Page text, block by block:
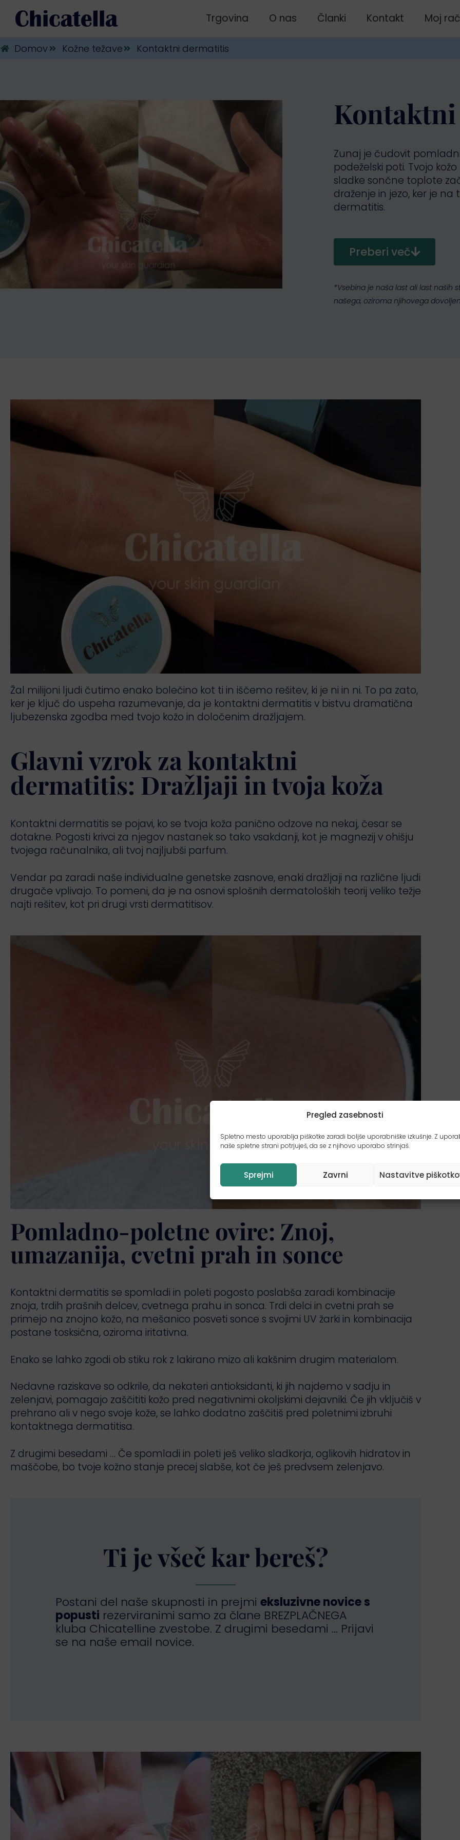
Pregled zasebnosti
Spletno mesto uporablja piškotke zaradi boljše uporabniške izkušnje. Z
naše spletne strani potrjuješ, da se z njihovo uporabo strinjaš.
Sprejmi Zavrni Nastavitve
Trgovina O nas Članki Kontakt Moj
Domov Kožne težave Kontaktni dermatitis
Zunaj je čudovit
podeželski poti. Tvojo
sladke sončne toplote
draženje in jezo, ker je
dermatitis.
Preberi več
*Vsebina je naša last ali last naših
našega, oziroma njihovega
Žal milijoni ljudi čutimo enako bolečino kot ti in iščemo rešitev, ki je ni in ni. To pa zato,
ker je ključ do uspeha razumevanje, da je kontaktni dermatitis v bistvu dramatična
ljubezenska zgodba med tvojo kožo in določenim dražljajem.
Glavni vzrok za kontaktni
dermatitis: Dražljaji in tvoja koža
Kontaktni dermatitis se pojavi, ko se tvoja koža panično odzove na nekaj, česar se
dotakne. Pogosti krivci za njegov nastanek so tako vsakdanji, kot je magnezij v ohišju
tvojega računalnika, ali tvoj najljubši parfum.
Vendar pa zaradi naše individualne genetske zasnove, enaki dražljaji na različne ljudi
drugače vplivajo. To pomeni, da je na osnovi splošnih dermatoloških teorij veliko težje
najti rešitev, kot pri drugi vrsti dermatitisov.
Pomladno-poletne ovire: Znoj,
umazanija, cvetni prah in sonce
Kontaktni dermatitis se spomladi in poleti pogosto poslabša zaradi kombinacije
znoja, trdih prašnih delcev, cvetnega prahu in sonca. Trdi delci in cvetni prah se
primejo na znojno kožo, na mešanico posveti sonce s svojimi UV žarki in kombinacija
postane tosksična, oziroma iritativna.
Enako se lahko zgodi ob stiku rok z lakirano mizo ali kakšnim drugim materialom.
Nedavne raziskave so odkrile, da nekateri antioksidanti, ki jih najdemo v sadju in
zelenjavi, pomagajo zaščititi kožo pred negativnimi okoljskimi dejavniki. Če jih vključiš v
prehrano ali v nego svoje kože, se lahko dodatno zaščitiš pred poletnimi izbruhi
kontaktnega dermatitisa.
Z drugimi besedami … Če spomladi in poleti ješ veliko sladkorja, oglikovih hidratov in
maščobe, bo tvoje kožno stanje precej slabše, kot če ješ predvsem zelenjavo.
Ti je všeč kar bereš?
Postani del naše skupnosti in prejmi eksluzivne novice s
popusti rezerviranimi samo za člane BREZPLAČNEGA
kluba Chicatelline zvestobe. Z drugimi besedami … Prijavi
se na naše email novice.